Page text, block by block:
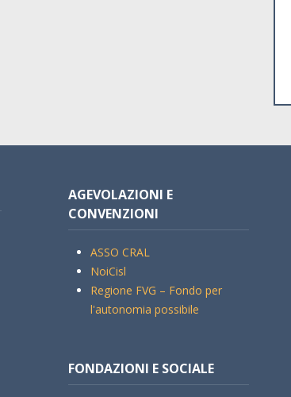
AGEVOLAZIONI E
CONVENZIONI
ASSO CRAL
NoiCisl
Regione FVG – Fondo per
l'autonomia possibile
FONDAZIONI E SOCIALE